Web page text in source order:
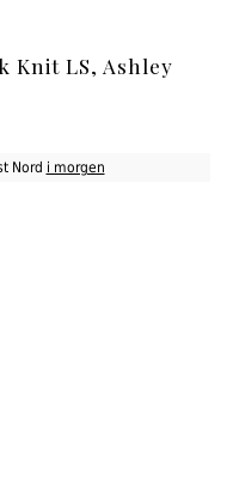
Knit LS, Ashley
Nord i morgen